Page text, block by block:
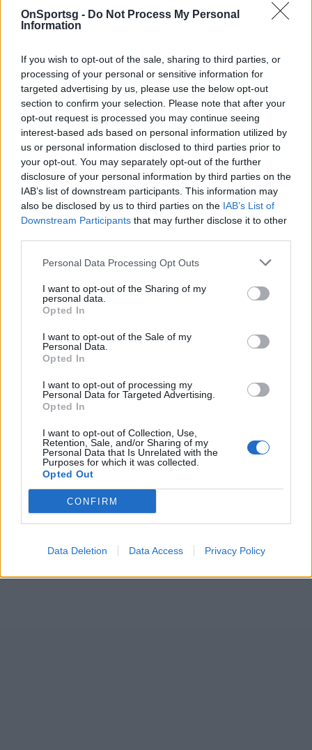
OnSportsg - Do Not Process My Personal
Information
If you wish to opt-out of the sale, sharing to third parties, or
processing of your personal or sensitive information for
targeted advertising by us, please use the below opt-out
section to confirm your selection. Please note that after your
opt-out request is processed you may continue seeing
interest-based ads based on personal information utilized by
us or personal information disclosed to third parties prior to
your opt-out. You may separately opt-out of the further
disclosure of your personal information by third parties on the
IAB’s list of downstream participants. This information may
also be disclosed by us to third parties on the IAB’s List of
Downstream Participants that may further disclose it to other
Personal Data Processing Opt Outs
I want to opt-out of the Sharing of my
personal data.
Opted In
I want to opt-out of the Sale of my
Personal Data.
Opted In
I want to opt-out of processing my
Personal Data for Targeted Advertising.
Opted In
I want to opt-out of Collection, Use,
Retention, Sale, and/or Sharing of my
Personal Data that Is Unrelated with the
Purposes for which it was collected.
Opted Out
CONFIRM
Data Deletion Data Access Privacy Policy
Ονομάστηκε «Άλκης Καμπανός» η οδός που
δολοφονήθηκε ο 19χρονος στο Χαριλάου
Photo 5/9
Ονομάστηκε «Άλκης Καμπανός» η οδός που
δολοφονήθηκε ο 19χρονος στο Χαριλάου